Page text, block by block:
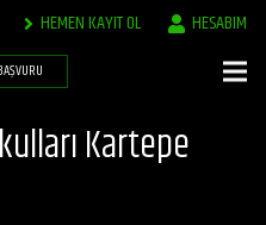
HEMEN KAYIT OL HESABIM
Kartepe